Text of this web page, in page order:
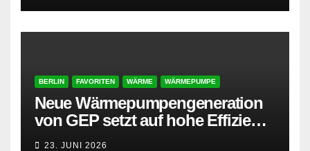
BERLIN FAVORITEN WÄRME WÄRMEPUMPE
Neue Wärmepumpengeneration
von GEP setzt auf hohe Effizienz
und besonders leisen Betrieb
23. JUNI 2026